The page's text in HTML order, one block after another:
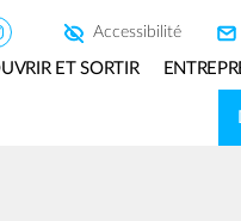
Accessibilité
ET SORTIR